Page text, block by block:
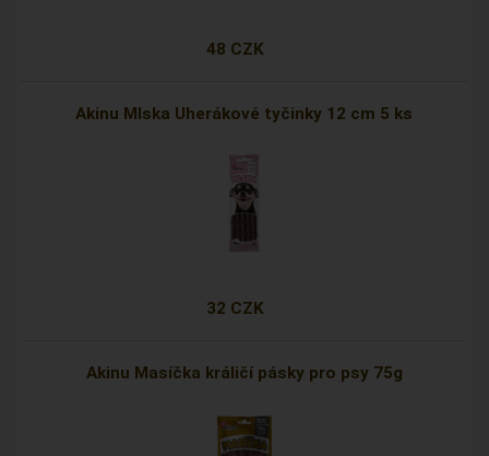
48 CZK
Akinu Mlska Uherákové tyčinky 12 cm 5 ks
32 CZK
Akinu Masíčka králičí pásky pro psy 75g